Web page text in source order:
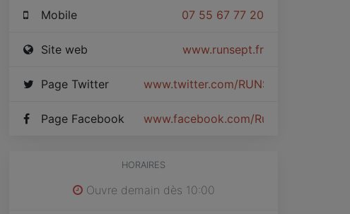
07 55 67 77 20
Mobile
www.runsept.fr
Site web
www.twitter.com/RUNSEPT1
Page Twitter
www.facebook.com/RunSept/
Page Facebook
HORAIRES
Ouvre demain dès 10:00